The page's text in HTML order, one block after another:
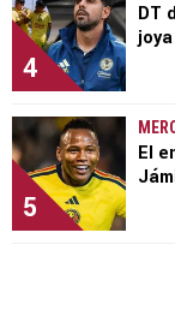
4
DT
5
El